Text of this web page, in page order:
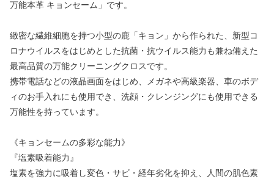
万能本革 キョンセーム」です。
緻密な繊維細胞を持つ小型の鹿「キョン」から作られた、新型コ
ロナウイルスをはじめとした抗菌・抗ウイルス能力も兼ね備えた
最高品質の万能クリーニングクロスです。
携帯電話などの液晶画面をはじめ、メガネや高級楽器、車のボデ
ィのお手入れにも使用でき、洗顔・クレンジングにも使用できる
万能性を持っています。
《キョンセームの多彩な能力》
『塩素吸着能力』
塩素を強力に吸着し変色・サビ・経年劣化を抑え、人間の肌色素